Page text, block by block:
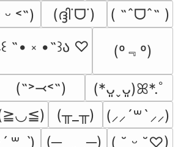
ᵕ ˂˶) (ദ്ദി˙ᗜ˙) ( ˶ˆᗜˆ˵ )
˶• ༝ •˶꒱ა ♡ (º﹃º)
(˶˃⤙˂˶)
(*ᴗ͈ˬᴗ͈)ꕤ*.ﾟ
(╥_╥)
(⸝⸝´꒳`⸝⸝)
꒳ ˋ͈) (─‿‿─)
( ˘͈ ᵕ ˘͈♡)